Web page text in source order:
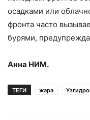
осадками или
фронта часто
бурями,
Анна НИМ.
ТЕГИ жара